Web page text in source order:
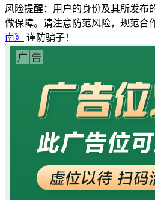
风险提醒：用户的身份及其所发布
做保障。请注意防范风险，规范合
南》
谨防骗子！